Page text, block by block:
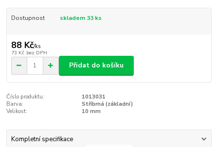
Dostupnost skladem 33 ks
88 Kč/ks
73 Kč bez DPH
Přidat do košíku
Číslo produktu:
1013031
Barva:
Stříbrná (základní)
Velikost:
10 mm
Kompletní specifikace